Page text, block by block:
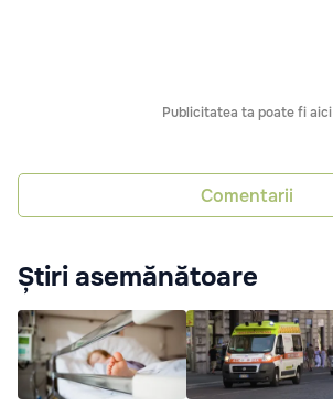
Publicitatea ta poate fi aici
Comentarii
Știri asemănătoare